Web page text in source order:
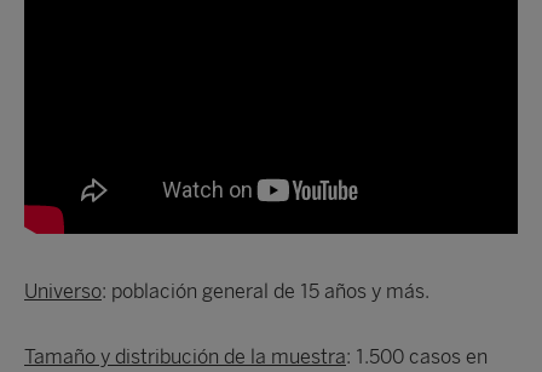
Universo: población general de 15 años y más.
Tamaño y distribución de la muestra: 1.500 casos en